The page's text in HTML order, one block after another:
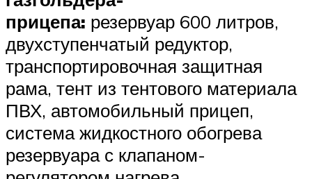
прицепа: резервуар 600 литров,
двухступенчатый редуктор,
транспортировочная защитная
рама, тент из тентового материала
ПВХ, автомобильный прицеп,
система жидкостного обогрева
резервуара с клапаном-